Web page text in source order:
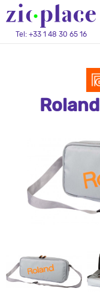
Tel: +33 1 48 30 65 16
Roland